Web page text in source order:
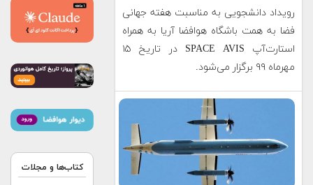
رویداد دانشجویی به مناسبت هفته جهانی
فضا به همت باشگاه هوافضا آریا به همراه
استارت‌آپ SPACE AVIS در تاریخ ۱۵
مهرماه ۹۹ برگزار می‌شود.
کتاب‌ها و مجلات